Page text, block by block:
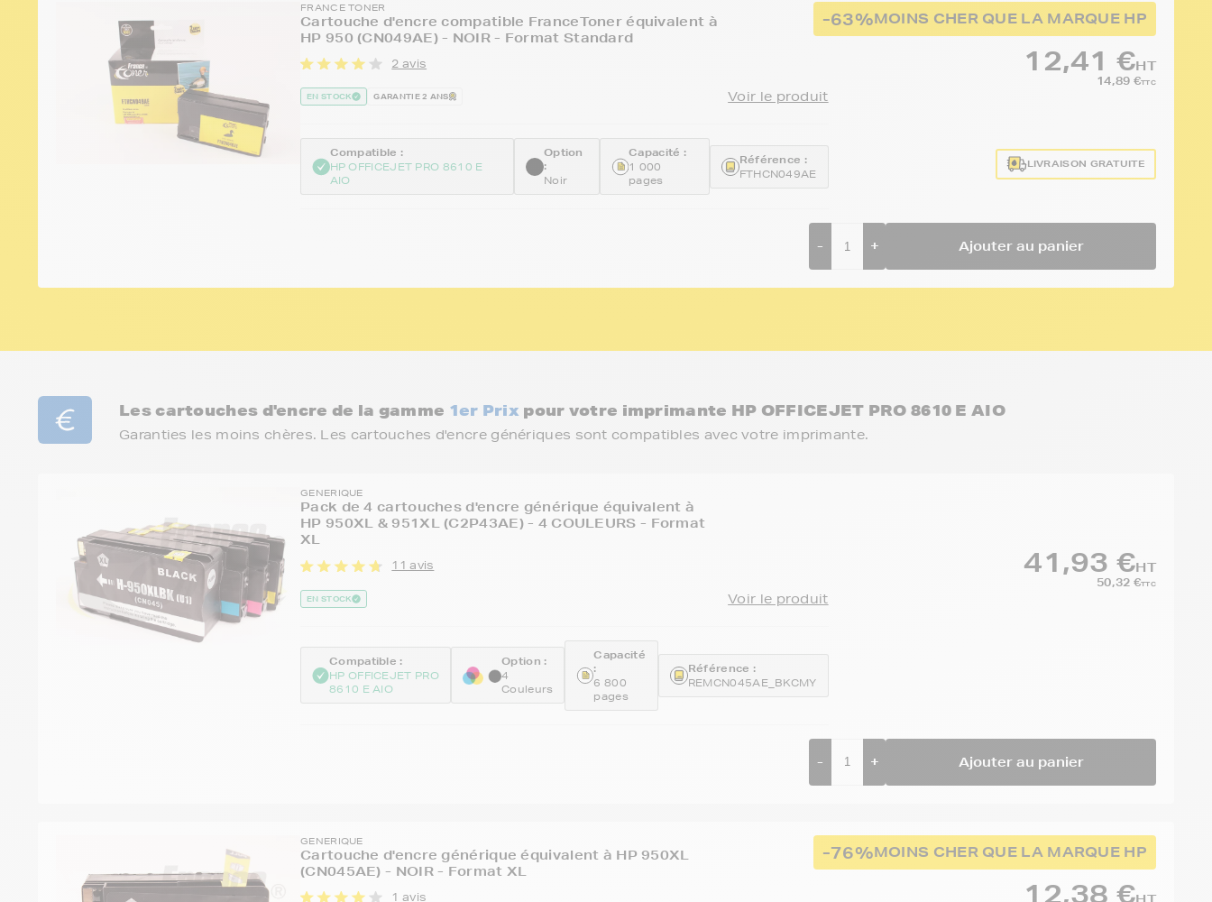
-63%MOINS CHER QUE LA MARQUE HP
FRANCE TONER
Cartouche d'encre compatible FranceToner équivalent à
HP 950 (CN049AE) - NOIR - Format Standard
2 avis
EN STOCK GARANTIE 2 ANS Voir le produit
Compatible :
HP OFFICEJET PRO 8610 E
AIO
Option
:
Noir
Capacité :
1 000
pages
Référence :
FTHCN049AE
12,41 €HT
14,89 €TTC
LIVRAISON GRATUITE
- + Ajouter au panier
Les cartouches d'encre de la gamme 1er Prix pour votre imprimante HP OFFICEJET PRO 8610 E AIO
Garanties les moins chères. Les cartouches d'encre génériques sont compatibles avec votre imprimante.
GENERIQUE
Pack de 4 cartouches d'encre générique équivalent à
HP 950XL & 951XL (C2P43AE) - 4 COULEURS - Format
XL
11 avis
EN STOCK Voir le produit
Compatible :
HP OFFICEJET PRO
8610 E AIO
Option :
4
Couleurs
Capacité
:
6 800
pages
Référence :
REMCN045AE_BKCMY
41,93 €HT
50,32 €TTC
- + Ajouter au panier
-76%MOINS CHER QUE LA MARQUE HP
GENERIQUE
Cartouche d'encre générique équivalent à HP 950XL
(CN045AE) - NOIR - Format XL
1 avis 12,38 €